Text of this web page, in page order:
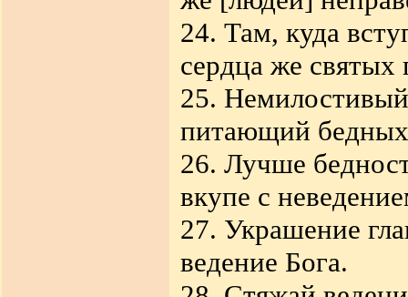
24. Там, куда
сердца же
25.
питающий бедных
26. Лучше
вкупе с
27. Украшение
ведение Бога.